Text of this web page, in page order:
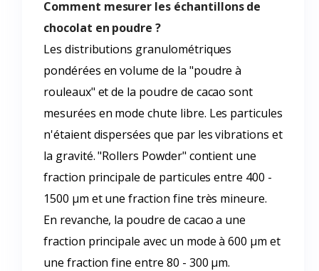
Comment mesurer les échantillons de
chocolat en poudre ?
Les distributions granulométriques
pondérées en volume de la "poudre à
rouleaux" et de la poudre de cacao sont
mesurées en mode chute libre. Les particules
n'étaient dispersées que par les vibrations et
la gravité. "Rollers Powder" contient une
fraction principale de particules entre 400 -
1500 µm et une fraction fine très mineure.
En revanche, la poudre de cacao a une
fraction principale avec un mode à 600 µm et
une fraction fine entre 80 - 300 µm.